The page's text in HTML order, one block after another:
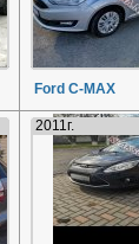
Ford C-MAX
2011г.